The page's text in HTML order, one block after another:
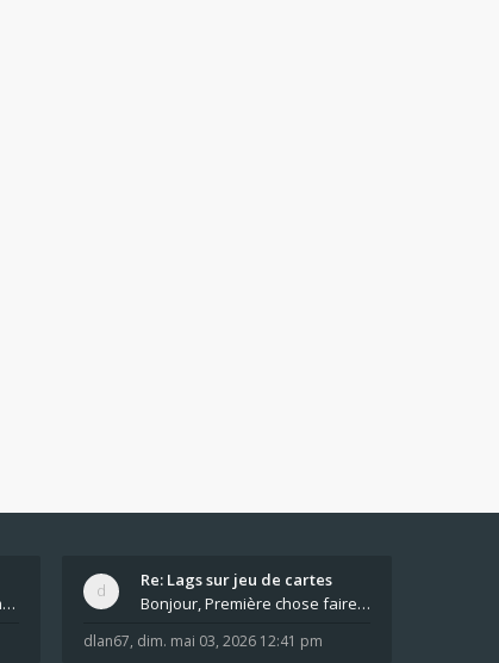
Pour moi pas de lag avec comme navigateur Chrome
Re: Lags sur jeu de cartes
Bonjour, Première chose faire un arrêt complet de
dlan67, dim. mai 03, 2026 12:41 pm